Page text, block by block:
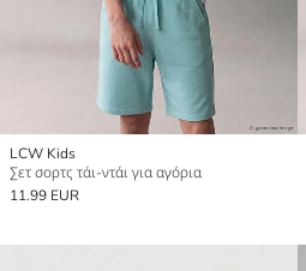
LCW Kids
Σετ σορτς τάι-ντάι για αγόρια
11.99 EUR